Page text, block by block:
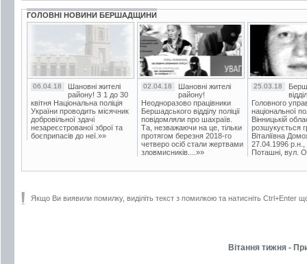
ГОЛОВНІ НОВИНИ БЕРШАДЩИНИ
06.04.18
Шановні жителі
району! З 1 до 30
квітня Національна поліція
України проводить місячник
добровільної здачі
незареєстрованої зброї та
боєприпасів до неї.»»
02.04.18
Шановні жителі
району!
Неодноразово працівники
Бершадського відділу поліції
повідомляли про шахраїв.
Та, незважаючи на це, тільки
протягом березня 2018-го
четверо осіб стали жертвами
зловмисників....»»
25.03.18
Головного
національної
Вінницькій
розшукується
Віталіївна
27.04.1996 р.н.,
Поташні, вул.
Якщо Ви виявили помилку, виділіть текст з помилкою та натисніть Ctrl+Enter
Вітання тижня -